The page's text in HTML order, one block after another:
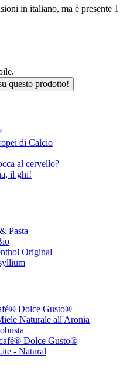
in italiano, ma è presente 1
questo prodotto!
di Calcio
al cervello?
il ghi!
Pasta
Original
Dolce Gusto®
Naturale all'Aronia
Dolce Gusto®
- Natural